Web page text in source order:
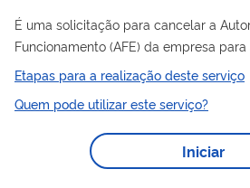
É uma solicitação para cancelar a
Funcionamento (AFE) da empresa
produtode terapia avançada. É
autorizadas.
Etapas para a realização deste serviço
Quem pode utilizar este serviço?
Iniciar